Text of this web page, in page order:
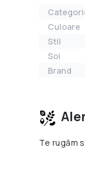
Culoare
Stil
Soi
Brand
Te rugăm